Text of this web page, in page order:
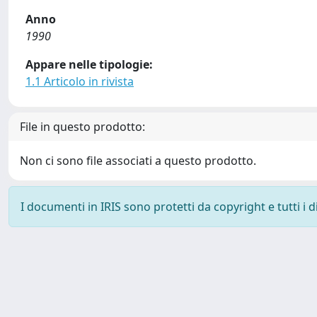
Anno
1990
Appare nelle tipologie:
1.1 Articolo in rivista
File in questo prodotto:
Non ci sono file associati a questo prodotto.
I documenti in IRIS sono protetti da copyright e tutti i